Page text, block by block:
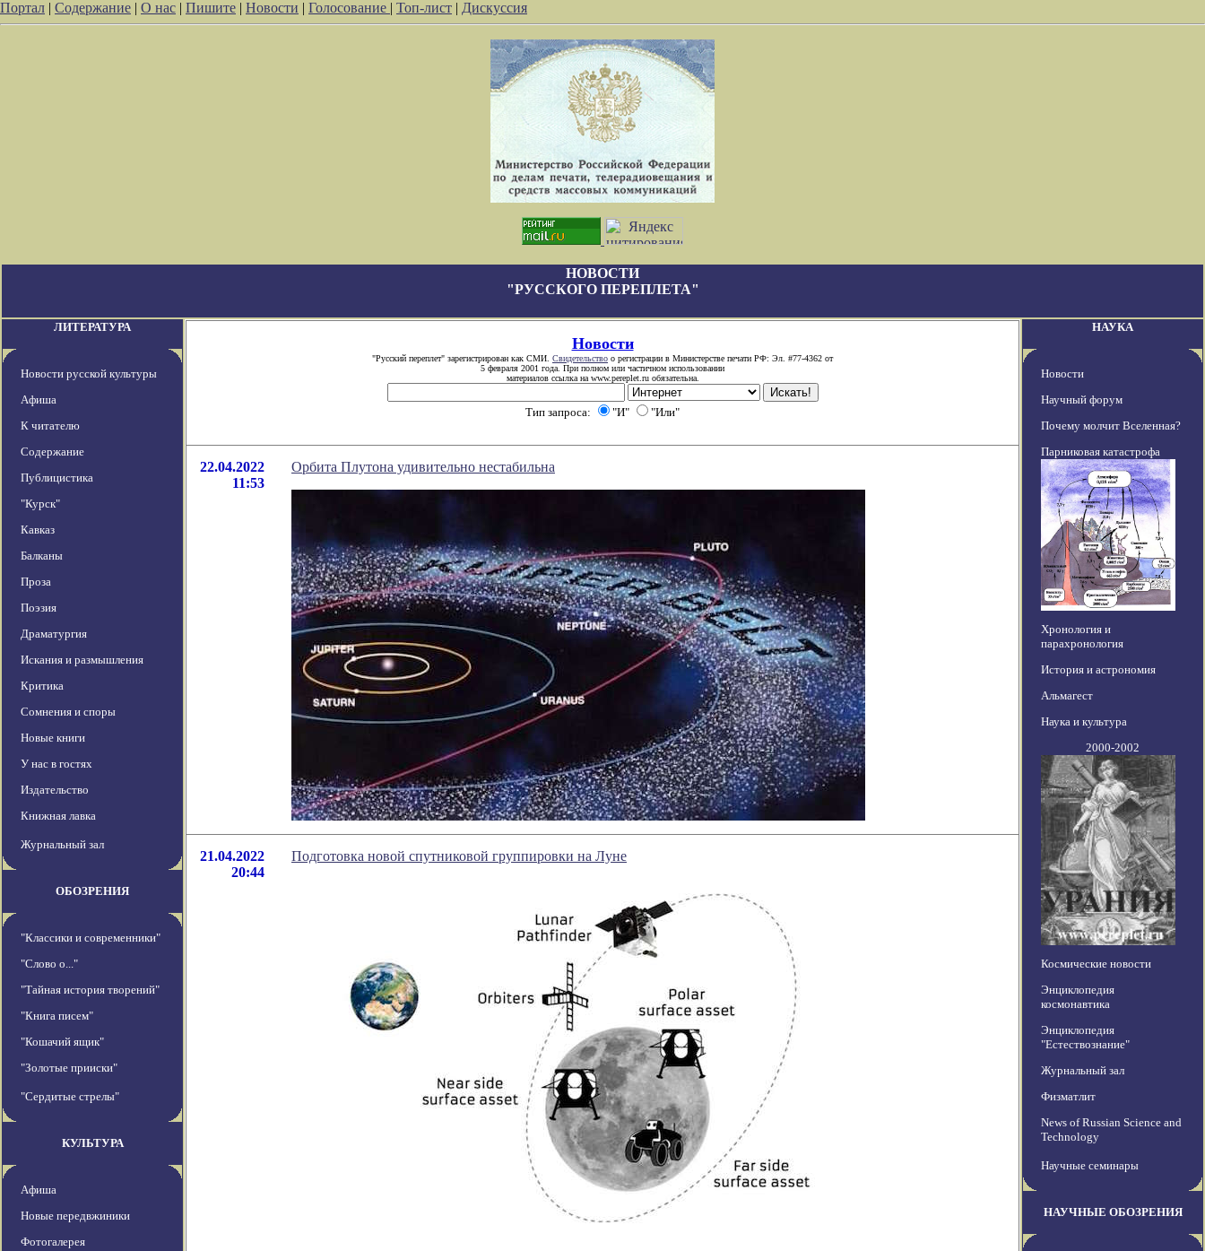
Портал | Содержание | О нас | Пишите | Новости | Голосование | Топ-лист | Дискуссия
НОВОСТИ
"РУССКОГО ПЕРЕПЛЕТА"
ЛИТЕРАТУРА
Новости русской культуры
Афиша
К читателю
Содержание
Публицистика
"Курск"
Кавказ
Балканы
Проза
Поэзия
Драматургия
Искания и размышления
Критика
Сомнения и споры
Новые книги
У нас в гостях
Издательство
Книжная лавка
Журнальный зал
ОБОЗРЕНИЯ
"Классики и современники"
"Слово о..."
"Тайная история творений"
"Книга писем"
"Кошачий ящик"
"Золотые прииски"
"Сердитые стрелы"
КУЛЬТУРА
Афиша
Новые передвжиники
Фотогалерея
Новости
"Русский переплет" зарегистрирован как СМИ. Свидетельство о регистрации в Министерстве печати РФ: Эл. #77-4362 от
5 февраля 2001 года. При полном или частичном использовании
материалов ссылка на www.pereplet.ru обязательна.
Тип запроса: "И" "Или"
22.04.2022
11:53
Орбита Плутона удивительно нестабильна
21.04.2022
20:44
Подготовка новой спутниковой группировки на Луне
НАУКА
Новости
Научный форум
Почему молчит Вселенная?
Парниковая катастрофа
Хронология и
парахронология
История и астрономия
Альмагест
Наука и культура
2000-2002
Космические новости
Энциклопедия
космонавтика
Энциклопедия
"Естествознание"
Журнальный зал
Физматлит
News of Russian Science and
Technology
Научные семинары
НАУЧНЫЕ ОБОЗРЕНИЯ